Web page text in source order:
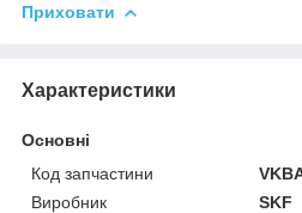
Приховати
Характеристики
Основні
Код запчастини
Виробник
SKF